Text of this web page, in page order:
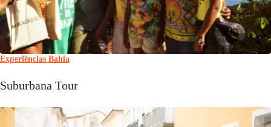
Experiências Bahia
Suburbana Tour